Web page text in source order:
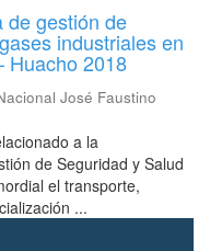
de gestión de
industriales en
Huacho 2018
José Faustino
a la
de Seguridad y Salud
el transporte,
...